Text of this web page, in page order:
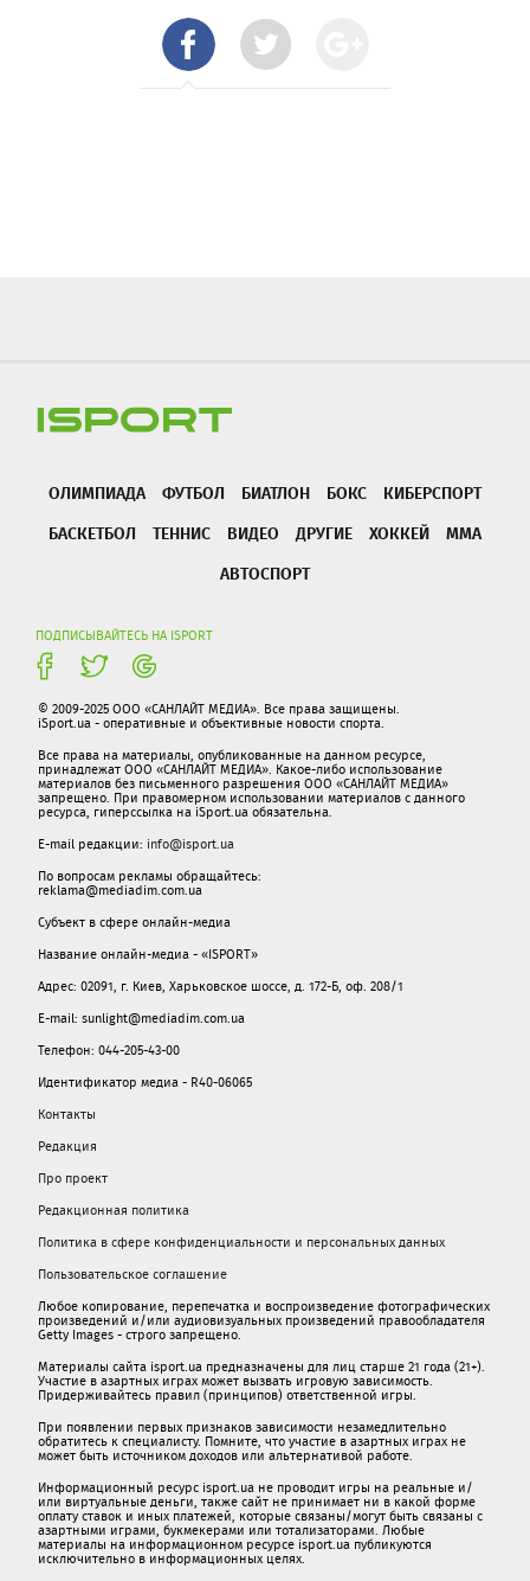
ОЛИМПИАДА ФУТБОЛ БИАТЛОН БОКС
КИБЕРСПОРТ
БАСКЕТБОЛ
ТЕННИС ВИДЕО ДРУГИЕ ХОККЕЙ
ММА
АВТОСПОРТ
ПОДПИСЫВАЙТЕСЬ НА ISPORT
© 2009-2025 ООО «САНЛАЙТ МЕДИА». Все права защищены.
iSport.ua - оперативные и объективные новости спорта.
Все права на материалы, опубликованные на данном ресурсе,
принадлежат ООО «САНЛАЙТ МЕДИА». Какое-либо использование
материалов без письменного разрешения ООО «САНЛАЙТ МЕДИА»
запрещено. При правомерном использовании материалов с данного
ресурса, гиперссылка на iSport.ua обязательна.
E-mail редакции: info@isport.ua
По вопросам рекламы обращайтесь:
reklama@mediadim.com.ua
Субъект в сфере онлайн-медиа
Название онлайн-медиа - «ISPORT»
Адрес: 02091, г. Киев, Харьковское шоссе, д. 172-Б, оф. 208/1
E-mail: sunlight@mediadim.com.ua
Телефон: 044-205-43-00
Идентификатор медиа - R40-06065
Контакты
Редакция
Про проект
Редакционная политика
Политика в сфере конфиденциальности и персональных данных
Пользовательское соглашение
Любое копирование, перепечатка и воспроизведение фотографических
произведений и/или аудиовизуальных произведений правообладателя
Getty Images - строго запрещено.
Материалы сайта isport.ua предназначены для лиц старше 21 года (21+).
Участие в азартных играх может вызвать игровую зависимость.
Придерживайтесь правил (принципов) ответственной игры.
При появлении первых признаков зависимости незамедлительно
обратитесь к специалисту. Помните, что участие в азартных играх не
может быть источником доходов или альтернативой работе.
Информационный ресурс isport.ua не проводит игры на реальные и/
или виртуальные деньги, также сайт не принимает ни в какой форме
oплaту ставок и иных платежей, которые связаны/могут быть связаны c
азартными игрaми, букмекерами или тотализаторами. Любые
материалы на информационном ресурсе isport.ua публикуютcя
исключительно в информационных целях.